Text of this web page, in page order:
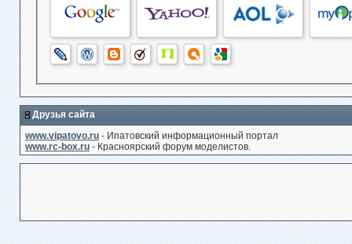
Друзья сайта
www.vipatovo.ru - Ипатовский информационный портал
www.rc-box.ru - Красноярский форум моделистов.